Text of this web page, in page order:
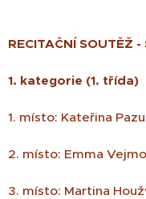
RECITAČNÍ SOUTĚŽ
1. kategorie (1. třída)
1. místo: Kateřina
2. místo: Emma
3. místo: Martina